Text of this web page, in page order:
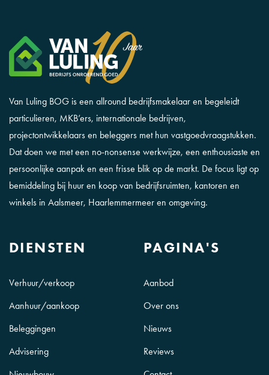
Van Luling BOG is een allround bedrijfsmakelaar en begeleidt
particulieren, MKB’ers, internationale bedrijven,
projectontwikkelaars en beleggers met hun vastgoedvraagstukken.
Dat doen we met een no-nonsense werkwijze, een enthousiaste en
persoonlijke aanpak en een frisse blik op de markt. De focus ligt op
bemiddeling bij huur en koop van bedrijfsruimten, kantoren en
winkels in Aalsmeer, Haarlemmermeer en omgeving.
DIENSTEN
Verhuur/verkoop
Aanhuur/aankoop
Beleggingen
Advisering
PAGINA'S
Aanbod
Over ons
Nieuws
Reviews